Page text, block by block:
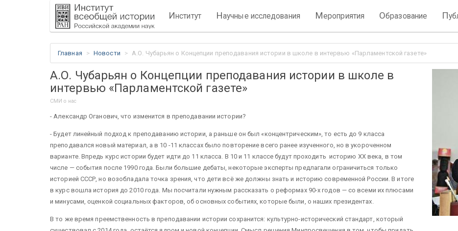
Институт Научные исследования Мероприятия Образование П
Главная Новости А.О. Чубарьян о Концепции преподавания истории в школе в интервью «Парламентской газете»
А.О. Чубарьян о Концепции преподавания истории в школе в
интервью «Парламентской газете»
СМИ о нас
- Александр Оганович, что изменится в преподавании истории?
- Будет линейный подход к преподаванию истории, а раньше он был «концентрическим», то есть до 9 класса
преподавался новый материал, а в 10 -11 классах было повторение всего ранее изученного, но в укороченном
варианте. Впредь курс истории будет идти до 11 класса. В 10 и 11 классе будут проходить историю XX века, в том
числе — события после 1990 года. Были большие дебаты, некоторые эксперты предлагали ограничиться только
историей СССР, но возобладала точка зрения, что дети всё же должны знать и историю современной России. В итоге
в курс вошла история до 2010 года. Мы посчитали нужным рассказать о реформах 90-х годов — со всеми их плюсами
и минусами, оценкой социальных факторов, об основных событиях, которые были, о наших президентах.
В то же время преемственность в преподавании истории сохранится: культурно-исторический стандарт, который